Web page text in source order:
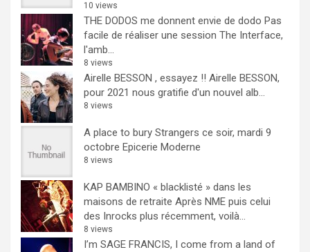
10 views
THE DODOS me donnent envie de dodo Pas
facile de réaliser une session The Interface,
l'amb...
8 views
Airelle BESSON , essayez !! Airelle BESSON,
pour 2021 nous gratifie d'un nouvel alb...
8 views
A place to bury Strangers ce soir, mardi 9
octobre Epicerie Moderne
8 views
KAP BAMBINO « blacklisté » dans les
maisons de retraite Après NME puis celui
des Inrocks plus récemment, voilà...
8 views
I’m SAGE FRANCIS, I come from a land of